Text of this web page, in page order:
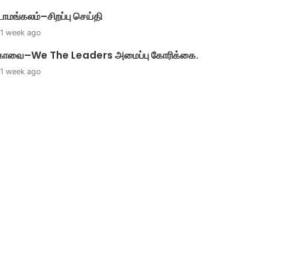
.ஓமிக்ரான் வைரஸ் ஆபத்து இல்லை .சிங்கப்பூர் தகவல்
செய்தி
1 week ago
The Leaders அமைப்பு கோரிக்கை.
1 week ago